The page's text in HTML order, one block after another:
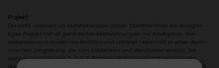
Projekt:
Die GWS reali­siert im aufstre­benden Grazer Stadt­teil Gries ein einzig­ar­
tiges Projekt mit 48 geför­derten Miet­woh­nungen mit Kauf­op­tion. Hier
verbinden sich modernes Wohnen und urbaner Lebens­stil in einer dyna­
mi­schen Umge­bung, die zum Entde­cken und Wohl­fühlen einlädt. Sie
wohnen in modernen 2- bis 4-Zimmer-Wohnungen mit vari­ie­renden